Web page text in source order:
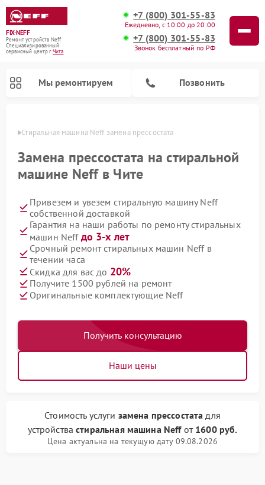
FIX-NEFF
Ремонт устройств Neff
Специализированный
cервисный центр г.Чита
+7 (800) 301-55-83
Ежедневно, с 10:00 до 20:00
+7 (800) 301-55-83
Звонок бесплатный по РФ
Мы ремонтируем Позвонить
Стиральная машина Neff замена прессостата
Замена прессостата на стиральной
машине Neff в Чите
Привезем и увезем стиральную машину Neff
собственной доставкой
Гарантия на наши работы по ремонту стиральных
машин Neff до 3-х лет
Срочный ремонт стиральных машин Neff в
течении часа
Скидка для вас до 20%
Получите 1500 рублей на ремонт
Оригинальные комплектующие Neff
Получить консультацию
Наши цены
Стоимость услуги замена прессостата для
устройствастиральная машина Neffот 1600 руб.
Цена актуальна на текущую дату 09.08.2026